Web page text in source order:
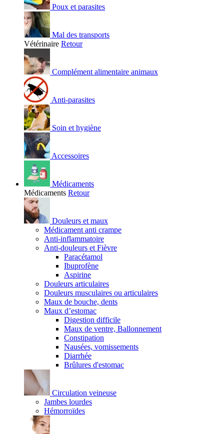
Poux et parasites
Mal des transports
Vétérinaire Retour
Complément alimentaire animaux
Anti-parasites
Soin et hygiène
Accessoires
Médicaments
Médicaments Retour
Douleurs et maux
Médicament anti crampe
Anti-inflammatoire
Anti-douleurs et Fièvre
Paracétamol
Ibuprofène
Aspirine
Douleurs articulaires
Douleurs musculaires ou articulaires
Maux de bouche, dents
Maux d’estomac
Digestion difficile
Maux de ventre, Ballonnement
Constipation
Nausées, vomissements
Diarrhée
Brûlures d'estomac
Circulation veineuse
Jambes lourdes
Hémorroïdes